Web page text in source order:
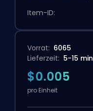
Item-ID:
Vorrat: 6065
Lieferzeit: 5-15 min
$0.005
pro Einheit